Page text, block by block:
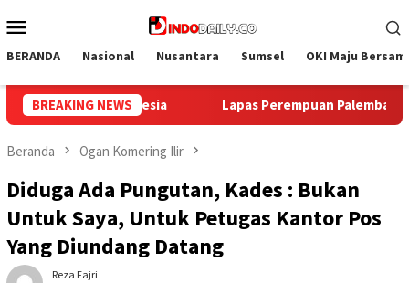
ke
Mobile
BERANDA Nasional Nusantara Sumsel OKI Maju
BREAKING NEWS
Palembang Gelar Aksi Bersih Kemerdekaan, Kobarkan
Beranda Ogan Komering Ilir
Diduga Ada Pungutan, Kades : Bukan
Untuk Saya, Untuk Petugas Kantor Pos
Yang Diundang Datang
Reza Fajri